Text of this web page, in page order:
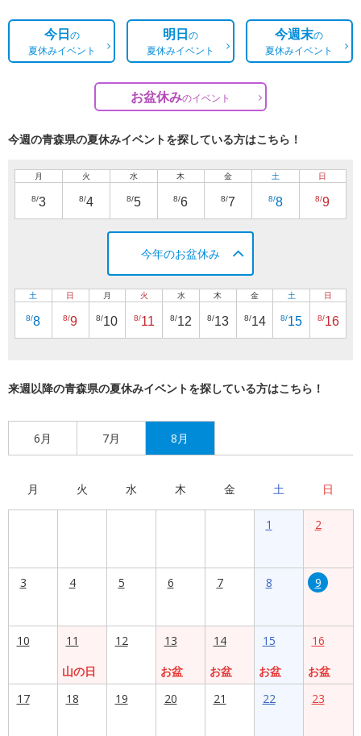
今日の
夏休みイベント
明日の
夏休みイベント
今週末の
夏休みイベント
お盆休みのイベント
今週の青森県の夏休みイベントを探している方はこちら！
月
8/3
火
8/4
水
8/5
木
8/6
金
8/7
土
8/8
日
8/9
今年のお盆休み
土
8/8
日
8/9
月
8/10
火
8/11
水
8/12
木
8/13
金
8/14
土
8/15
日
8/16
来週以降の青森県の夏休みイベントを探している方はこちら！
6月 7月 8月
月 火 水 木 金 土 日
1 2
3 4 5 6 7 8 9
10
11
山の日
12
13
お盆
14
お盆
15
お盆
16
お盆
17
18 19 20 21 22 23